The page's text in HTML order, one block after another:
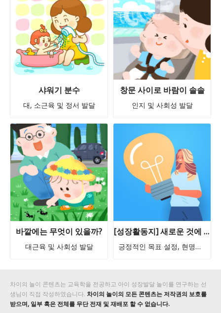
샤워기 분수
대, 소근육 및 정서 발달
창문 사이로 바람이 솔솔
인지 및 사회성 발달
바깥에는 무엇이 있을까?
대근육 및 사회성 발달
[성장활동지] 새로운 것에 도전하기
긍정적인 목표 설정, 현명한 의사결정
차이의 놀이 콘텐츠는 교육학을 전공하고 아이 성장발달 놀이를 연구하는 선
생님이 직접 작성하였습니다. 차이의 놀이의 모든 콘텐츠는 저작권의 보호를
받으며, 일부 혹은 전체를 무단 전재 및 재배포 할 수 없습니다.